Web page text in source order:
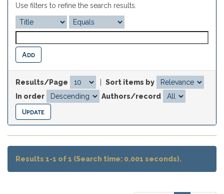
Use filters to refine the search results.
Results/Page
Sort items by
In order
Authors/record
Results 1-1 of 1 (Search time: 0.001 seconds).